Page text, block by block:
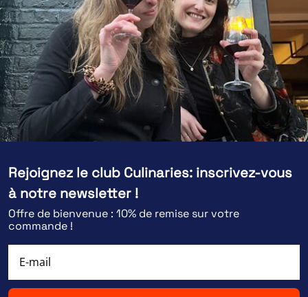
Rejoignez le club Culinaries: inscrivez-vous
à notre newsletter !
Offre de bienvenue : 10% de remise sur votre
commande !